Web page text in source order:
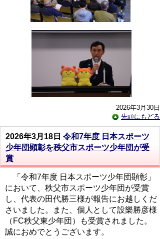
2026年3月30日
先頭にもどる
2026年3月18日 令和7年度 日本スポーツ
少年団顕彰を秩父市スポーツ少年団が受
賞
「令和7年度 日本スポーツ少年団顕彰」
において、秩父市スポーツ少年団が受賞
し、代表の田代勝三様が報告にお越しくだ
さいました。また、個人として設樂勝彦様
（FC秩父東少年団）も受賞されました。
誠におめでとうございます。